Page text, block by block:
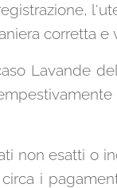
corretta e
Lavande
non esatti o
i